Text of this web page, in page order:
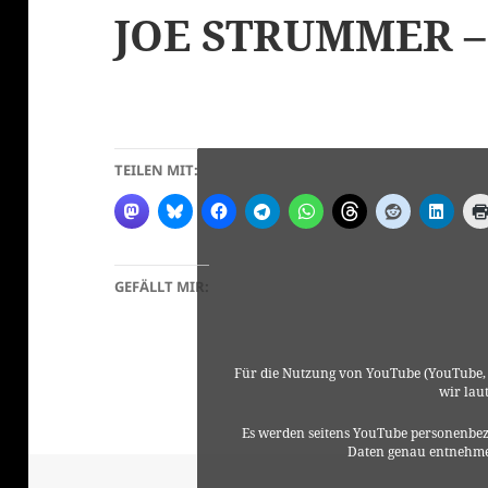
JOE STRUMMER
Für die Nutzung von YouTube
wir laut
Es werden seitens YouTube
Daten genau
TEILEN MIT:
GEFÄLLT MIR: